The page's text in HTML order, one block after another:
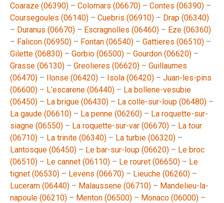
Coaraze (06390) – Colomars (06670) – Contes (06390) –
Coursegoules (06140) – Cuebris (06910) – Drap (06340)
– Duranus (06670) – Escragnolles (06460) – Eze (06360)
– Falicon (06950) – Fontan (06540) – Gattieres (06510) –
Gilette (06830) – Gorbio (06500) – Gourdon (06620) –
Grasse (06130) – Greolieres (06620) – Guillaumes
(06470) – Ilonse (06420) – Isola (06420) – Juan-les-pins
(06600) – L’escarene (06440) – La bollene-vesubie
(06450) – La brigue (06430) – La colle-sur-loup (06480) –
La gaude (06610) – La penne (06260) – La roquette-sur-
siagne (06550) – La roquette-sur-var (06670) – La tour
(06710) – La trinite (06340) – La turbie (06320) –
Lantosque (06450) – Le bar-sur-loup (06620) – Le broc
(06510) – Le cannet (06110) – Le rouret (06650) – Le
tignet (06530) – Levens (06670) – Lieuche (06260) –
Luceram (06440) – Malaussene (06710) – Mandelieu-la-
napoule (06210) – Menton (06500) – Monaco (06000) –